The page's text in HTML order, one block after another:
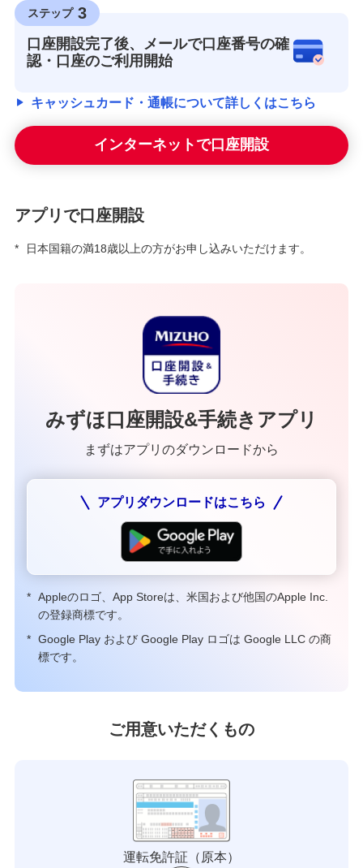
ステップ 3
口座開設完了後、メールで口座番号の確
認・口座のご利用開始
キャッシュカード・通帳について詳しくはこちら
インターネットで口座開設
アプリで口座開設
* 日本国籍の満18歳以上の方がお申し込みいただけます。
みずほ口座開設&手続きアプリ
まずはアプリのダウンロードから
アプリダウンロードはこちら
* Appleのロゴ、App Storeは、米国および他国のApple Inc.
の登録商標です。
* Google Play および Google Play ロゴは Google LLC の商
標です。
ご用意いただくもの
運転免許証（原本）